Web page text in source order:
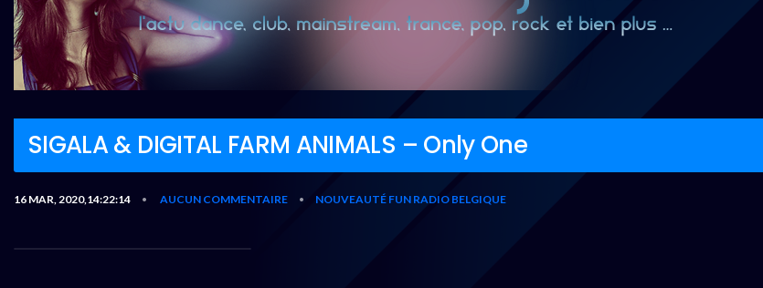
SIGALA & DIGITAL FARM ANIMALS – Only One
16 MAR, 2020,14:22:14 • AUCUN COMMENTAIRE • NOUVEAUTÉ FUN RADIO BELGIQUE